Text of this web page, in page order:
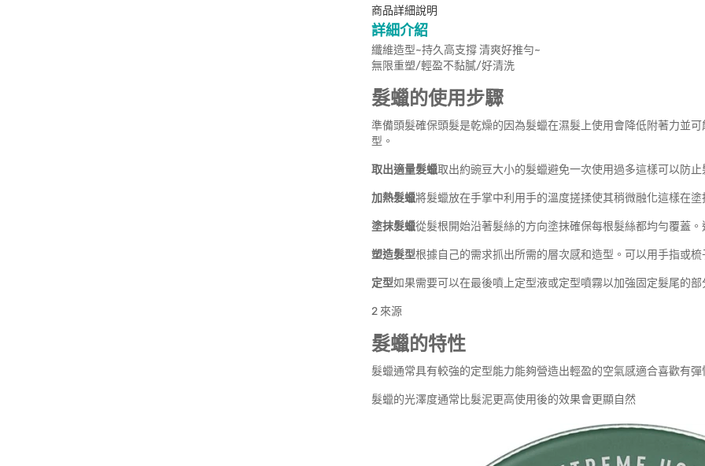
商品詳細說明
詳細介紹
纖維造型~持久高支撐 清爽好推勻~
無限重塑/輕盈不黏膩/好清洗
髮蠟的使用步驟
準備頭髮確保頭髮是乾燥的因為髮蠟在濕髮上使用會降低附著力並
型。
取出適量髮蠟取出約豌豆大小的髮蠟避免一次使用過多這樣可以防
加熱髮蠟將髮蠟放在手掌中利用手的溫度搓揉使其稍微融化這樣在
塗抹髮蠟從髮根開始沿著髮絲的方向塗抹確保每根髮絲都均勻覆蓋
塑造髮型根據自己的需求抓出所需的層次感和造型。可以用手指或
定型如果需要可以在最後噴上定型液或定型噴霧以加強固定髮尾的
2 來源
髮蠟的特性
髮蠟通常具有較強的定型能力能夠營造出輕盈的空氣感適合喜歡有
髮蠟的光澤度通常比髮泥更高使用後的效果會更顯自然